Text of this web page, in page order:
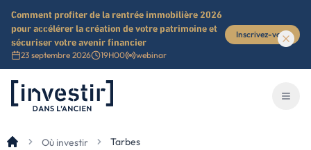
Comment profiter de la rentrée immobilière 2026
pour accélérer la création de votre patrimoine et
sécuriser votre avenir financier
23 septembre 2026 19H00 webinar
Inscrivez-vous
Investir dans l'ancien
Où investir Tarbes